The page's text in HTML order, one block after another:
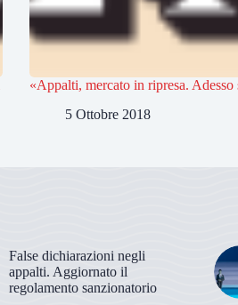
«Appalti, mercato in ripresa.
5 Ottobre 2018
False dichiarazioni negli
appalti. Aggiornato il
regolamento sanzionatorio